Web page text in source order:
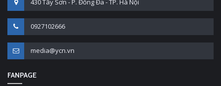
0927102666
media@ycn.vn
FANPAGE